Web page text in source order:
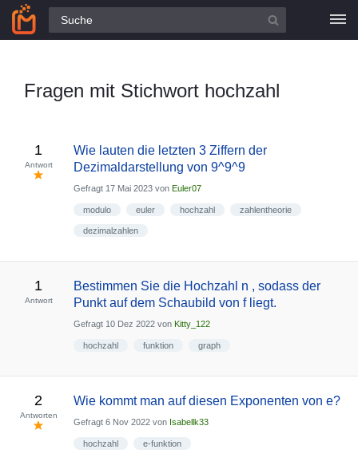
Alle Fragen
Fragen mit Stichwort hochzahl
1
Antwort
Wie lauten die letzten 3 Ziffern der
Dezimaldarstellung von 9^9^9
Gefragt 17 Mai 2023 von Euler07
modulo euler hochzahl zahlentheorie
dezimalzahlen
1
Antwort
Bestimmen Sie die Hochzahl n , sodass der
Punkt auf dem Schaubild von f liegt.
Gefragt 10 Dez 2022 von Kitty_122
hochzahl funktion graph
2
Antworten
Wie kommt man auf diesen Exponenten von e?
Gefragt 6 Nov 2022 von Isabellk33
hochzahl e-funktion